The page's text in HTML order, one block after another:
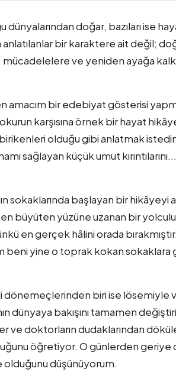
dünyalarından doğar, bazıları ise
bir karaktere ait değil;
mücadelelere ve yeniden ayağa
amacım bir edebiyat gösterisi
karşısına örnek bir hayat
olduğu gibi anlatmak
sağlayan küçük umut kırıntılarını...
sokaklarında başlayan bir
büyüten yüzüne uzanan bir
en gerçek hâlini orada
beni yine o toprak kokan sokaklara
dönemeçlerinden biri ise
dünyaya bakışını tamamen
ve doktorların dudaklarından
öğretiyor. O günlerden geriye
olduğunu düşünüyorum.